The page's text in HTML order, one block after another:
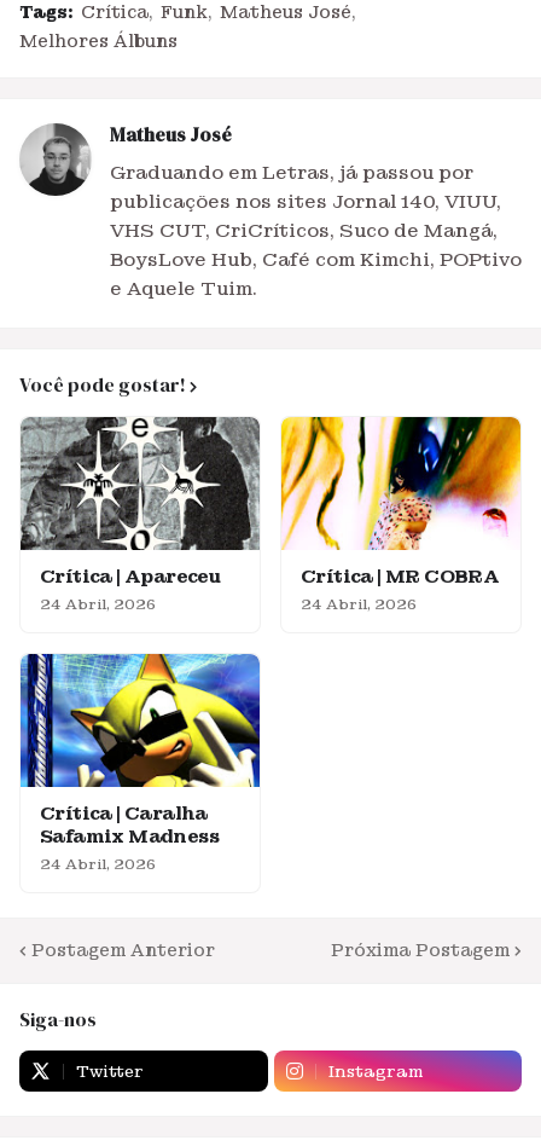
Tags: Crítica Funk Matheus José
Melhores Álbuns
Matheus José
Graduando em Letras, já passou por
publicações nos sites Jornal 140, VIUU,
VHS CUT, CriCríticos, Suco de Mangá,
BoysLove Hub, Café com Kimchi, POPtivo
e Aquele Tuim.
Você pode gostar!
Crítica | Apareceu
24 Abril, 2026
Crítica | MR COBRA
24 Abril, 2026
Crítica | Caralha
Safamix Madness
24 Abril, 2026
Postagem Anterior Próxima Postagem
Siga-nos
Twitter Instagram